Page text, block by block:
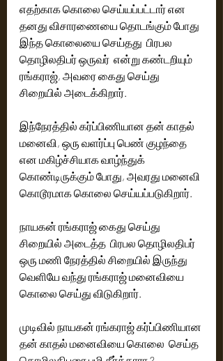
எதற்காக கொலை செய்யப்பட்டார் என
தனது விசாரணையை தொடங்கும் போது
இந்த கொலையை செய்தது  பிரபல
தொழிலதிபர் ஒருவர்  என்று கண்டறியும்
ரங்கராஜ், அவரை கைது செய்து
சிறையில் அடைக்கிறார்.
இந்நேரத்தில் கர்ப்பிணியான தன் காதல்
மனைவி, ஒரு வளர்ப்பு பெண் குழந்தை
என மகிழ்ச்சியாக வாழ்ந்துக்
கொண்டிருக்கும் போது, அவரது மனைவி
கொடூரமாக கொலை செய்யப்படுகிறார்.
நாயகன் ரங்கராஜ் கைது செய்து
சிறையில் அடைத்த  பிரபல தொழிலதிபர்
ஒரு மணி நேரத்தில் சிறையில் இருந்து
வெளியே வந்து ரங்கராஜ் மனைவியை
கொலை செய்து விடுகிறார்.
முடிவில் நாயகன் ரங்கராஜ் கர்ப்பிணியான
தன் காதல் மனைவியை கொலை  செய்த